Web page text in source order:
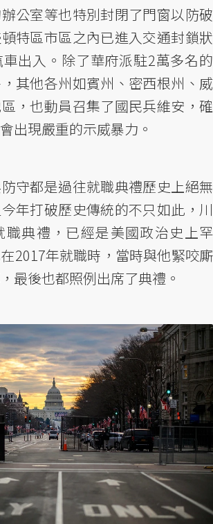
公室等也特別封閉了門窗以防破
特區市區之內已進入交通封鎖狀
出入。除了華府派駐2萬多名的
其他各州如賓州、密西根州、威
，也動員召集了國民兵維安，確
出現嚴重的示威暴力。
守都是過往就職典禮歷史上絕無
年打破歷史傳統的不只如此，川
職典禮，已經是美國政治史上罕
2017年就職時，當時與他緊咬廝
最後也都照例出席了典禮。